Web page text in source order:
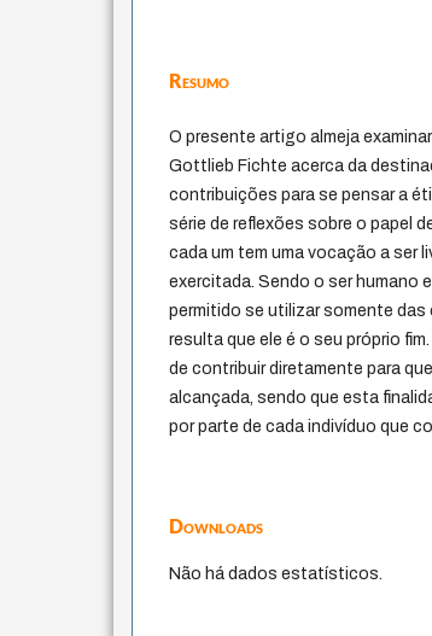
Resumo
O presente artigo almeja
Gottlieb Fichte acerca da
contribuições para se pensar a
série de reflexões sobre o papel
cada um tem uma vocação a ser
exercitada. Sendo o ser humano
permitido se utilizar somente
resulta que ele é o seu próprio
de contribuir diretamente para
alcançada, sendo que esta
por parte de cada indivíduo que
Downloads
Não há dados estatísticos.